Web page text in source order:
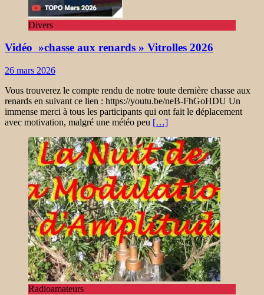
Divers
Vidéo »chasse aux renards » Vitrolles 2026
26 mars 2026
Vous trouverez le compte rendu de notre toute dernière chasse aux
renards en suivant ce lien : https://youtu.be/neB-FhGoHDU Un
immense merci à tous les participants qui ont fait le déplacement
avec motivation, malgré une météo peu […]
Radioamateurs